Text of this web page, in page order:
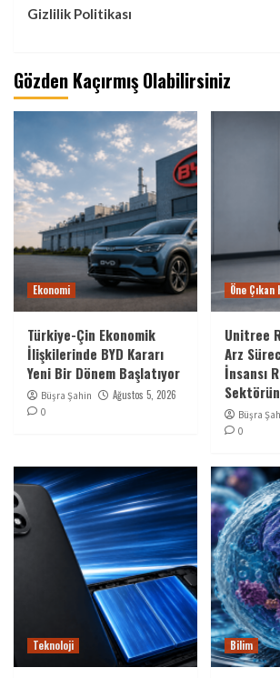
Gizlilik Politikası
Gözden Kaçırmış Olabilirsiniz
Ekonomi
Türkiye-Çin Ekonomik
İlişkilerinde BYD Kararı
Yeni Bir Dönem Başlatıyor
Büşra Şahin Ağustos 5, 2026
0
Öne
Unitree
Arz
İnsansı
Büşra
0
Teknoloji Bilim